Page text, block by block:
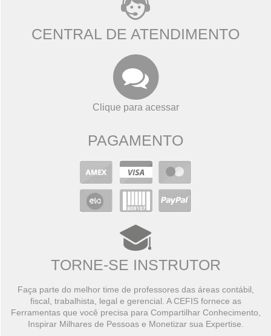
CENTRAL DE ATENDIMENTO
Clique para acessar
PAGAMENTO
TORNE-SE INSTRUTOR
Faça parte do melhor time de professores das áreas contábil,
fiscal, trabalhista, legal e gerencial. A CEFIS fornece as
Ferramentas que você precisa para Compartilhar Conhecimento,
Inspirar Milhares de Pessoas e Monetizar sua Expertise.